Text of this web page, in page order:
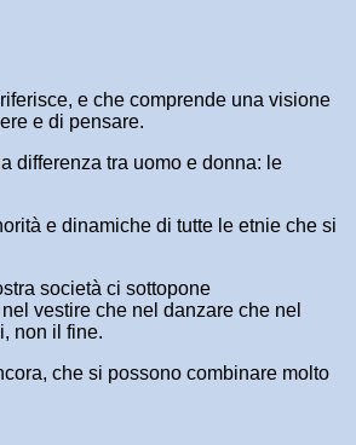
e che comprende una visione
e di pensare.
differenza tra uomo e donna: le
e dinamiche di tutte le etnie che si
società ci sottopone
vestire che nel danzare che nel
non il fine.
che si possono combinare molto